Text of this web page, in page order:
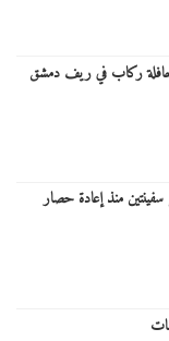
وتعطيل سفينتين منذ إعادة حصار